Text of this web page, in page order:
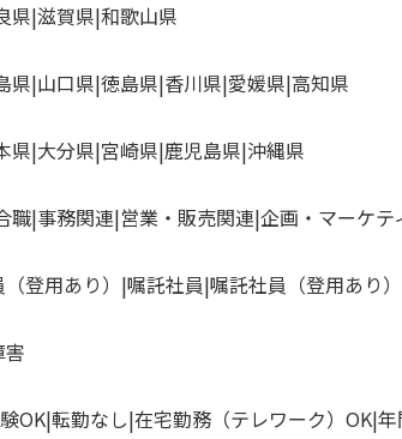
県 滋賀県 和歌山県
県 山口県 徳島県 香川県 愛媛県 高知県
県 大分県 宮崎県 鹿児島県 沖縄県
職 事務関連 営業・販売関連 企画・マーケテ
登用あり） 嘱託社員 嘱託社員（登用あり）
害
OK 転勤なし 在宅勤務（テレワーク）OK